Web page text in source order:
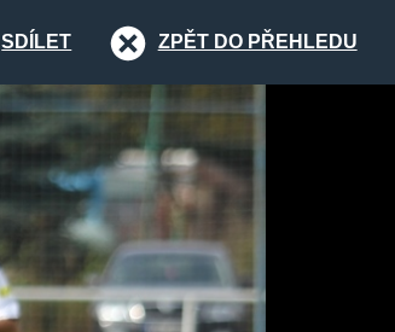
ZPĚT DO PŘEHLEDU
SDÍLET